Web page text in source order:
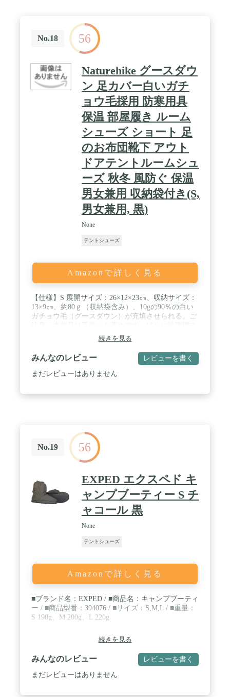
製品がある場合は、すぐにご連絡ください。 すぐに
再送または返金します】
No.18 56
Naturehike グースダウ
ン 足カバー白いガチ
ョウ毛採用 防寒用具
保温 部屋履き ルーム
シューズ ショート 足
のお布団靴下 アウト
ドアテントルームシュ
ーズ 秋冬 風防ぐ 保温
男女兼用 収納袋付き(S,
男女兼用, 黒)
None
テントシューズ
Amazonで詳しく見る
【仕様】S 展開サイズ：26×12×23㎝、収納サイズ：
13×9㎝、約80ｇ（収納袋含み）、10gの90％の白い
ガチョウ毛（グースダウン）が充填させられる。ご
禁止、洗濯機で脱水はいけないことです。 / 【品
質】優れたフワフワ感じがあり、防寒足カバーで、
臭いもなく、優れた通気性、保温性を高く、カジュ
アルにもビジネスにも最適です。表面生地と内生地
の両方に使用され、効果的な撥水性、肌にやさし
スや事務所など職場でのご利用にも大変お薦めで
す。会社、 車中泊、キャンプ、テント、航空機、病
院、ホテルなど もお薦めです。 / 【こんなシーンで
活躍 】防寒・防風・保温対応などの機能を兼ね備え
た多用途の防寒脚袋です。冬にサイクリング、登
山、デリバリー、バイクグローブのインナーなどに
大活躍しています。おしゃれでメンズにもレディー
スにも適応し、通勤、通学、出張、お出かけなどに
もお薦めします。 / Unit count : 1.0
続きを見る
みんなのレビュー レビューを書く
まだレビューはありません
No.19 56
EXPED エクスペド キ
ャンプブーティー S チ
ャコール 黒
None
テントシューズ
Amazonで詳しく見る
■ブランド名：EXPED / ■商品名：キャンプブーティ
ー / ■商品型番：394076 / ■サイズ：S,M,L / ■重量：
S 190g、M 200g、L 220g
続きを見る
みんなのレビュー レビューを書く
まだレビューはありません